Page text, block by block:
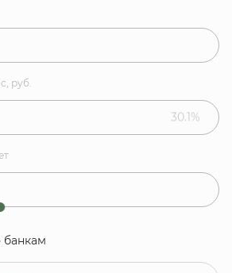
руб.
30.1%
банкам